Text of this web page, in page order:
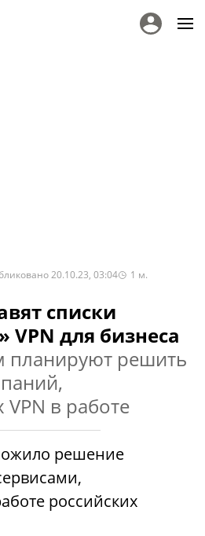
20.10.23, 03:04 1 м.
списки
VPN для бизнеса
планируют решить
в работе
решение
российских